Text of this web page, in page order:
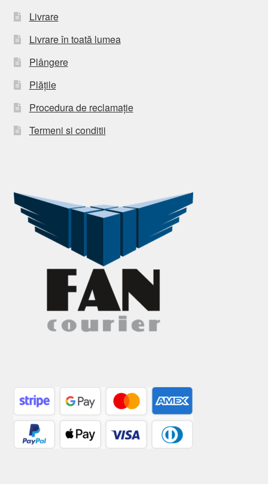
Livrare
Livrare în toată lumea
Plângere
Plățile
Procedura de reclamație
Termeni si conditii